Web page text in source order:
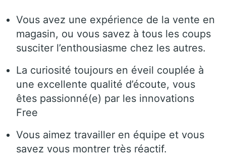
Vous avez une expérience de la vente en
magasin, ou vous savez à tous les coups
susciter l’enthousiasme chez les autres.
La curiosité toujours en éveil couplée à
une excellente qualité d’écoute, vous
êtes passionné(e) par les innovations
Free
Vous aimez travailler en équipe et vous
savez vous montrer très réactif.